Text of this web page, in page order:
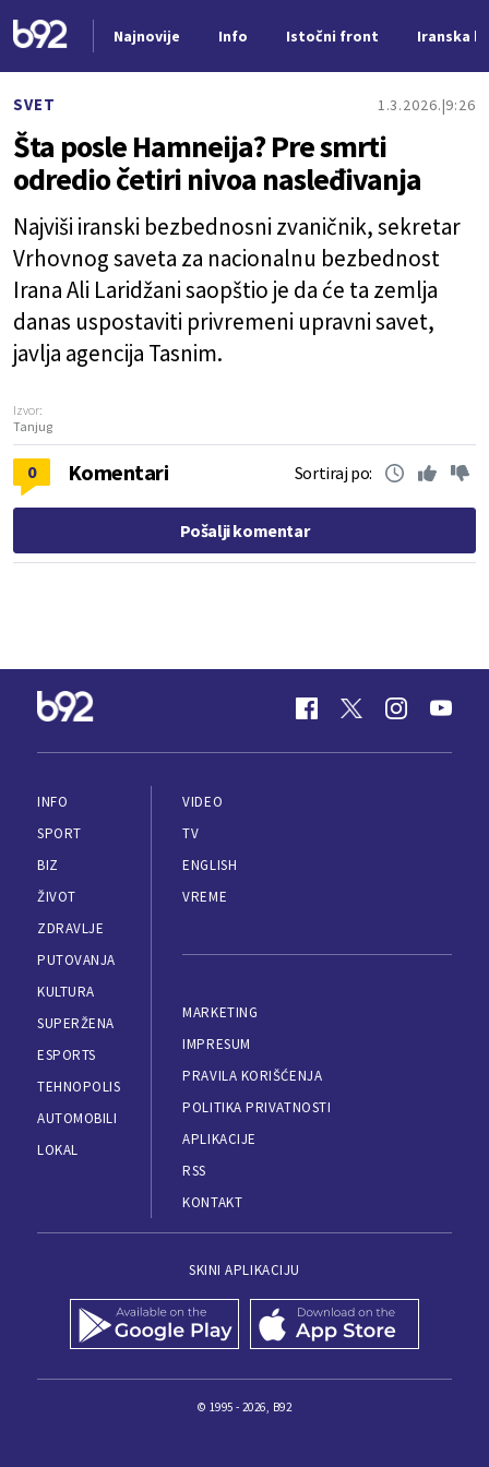
Najnovije Info Istočni front Iranska
SVET 1.3.2026. 9:26
Šta posle Hamneija? Pre smrti
odredio četiri nivoa nasleđivanja
Najviši iranski bezbednosni zvaničnik, sekretar
Vrhovnog saveta za nacionalnu bezbednost
Irana Ali Laridžani saopštio je da će ta zemlja
danas uspostaviti privremeni upravni savet,
javlja agencija Tasnim.
Izvor:
Tanjug
0 Komentari Sortiraj po:
Pošalji komentar
INFO
SPORT
BIZ
ŽIVOT
ZDRAVLJE
PUTOVANJA
KULTURA
SUPERŽENA
ESPORTS
TEHNOPOLIS
AUTOMOBILI
LOKAL
VIDEO
TV
ENGLISH
VREME
MARKETING
IMPRESUM
PRAVILA KORIŠĆENJA
POLITIKA PRIVATNOSTI
APLIKACIJE
RSS
KONTAKT
SKINI APLIKACIJU
© 1995 - 2026, B92